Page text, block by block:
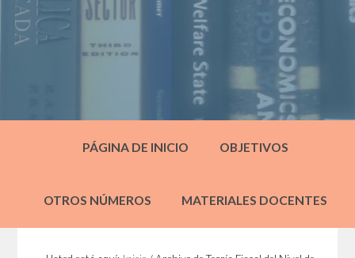
PÁGINA DE INICIO OBJETIVOS
OTROS NÚMEROS MATERIALES DOCENTES